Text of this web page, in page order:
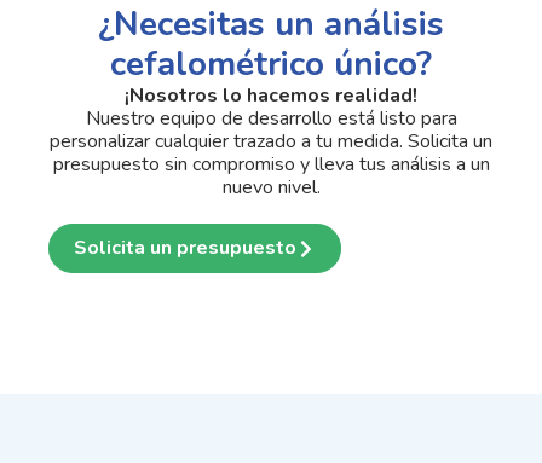
¿Necesitas un análisis
cefalométrico único?
¡Nosotros lo hacemos realidad!
Nuestro equipo de desarrollo está listo para
personalizar cualquier trazado a tu medida. Solicita un
presupuesto sin compromiso y lleva tus análisis a un
nuevo nivel.
Solicita un presupuesto